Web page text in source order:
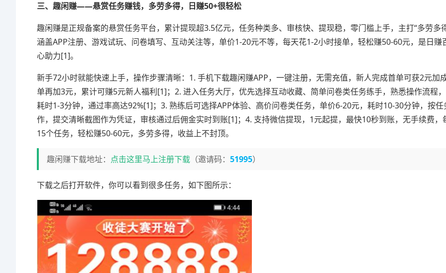
三、趣闲赚——悬赏任务赚钱，多劳多得，日赚50+很轻松
趣闲赚是正规备案的悬赏任务平台，累计提现超3.5亿元，任务种类多、审核快、提现稳，零门槛上手，主打“多劳多
涵盖APP注册、游戏试玩、问卷填写、互动关注等，单价1-20元不等，每天花1-2小时接单，轻松赚50-60元，是日赚
心助力[1]。
新手72小时就能快速上手，操作步骤清晰：1. 手机下载趣闲赚APP，一键注册，无需充值，新人完成首单可获2元加
单再加3元，累计可赚5元新人福利[1]；2. 进入任务大厅，优先选择互动收藏、简单问卷类任务练手，熟悉操作流程
耗时1-3分钟，通过率高达92%[1]；3. 熟练后可选择APP体验、高价问卷类任务，单价6-20元，耗时10-30分钟，按
作，提交清晰截图作为凭证，审核通过后佣金实时到账[1]；4. 支持微信提现，1元起提，最快10秒到账，无手续费，
15个任务，轻松赚50-60元，多劳多得，收益上不封顶。
趣闲赚下载地址： 点击这里马上注册下载 （邀请码： 51995）
下载之后打开软件，你可以看到很多任务，如下图所示：